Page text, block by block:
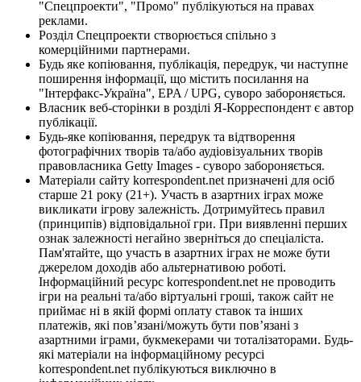
"Спецпроекти", "Промо" публікуються на правах
реклами.
Розділ Спецпроекти створюється спільно з
комерційними партнерами.
Будь яке копіювання, публікація, передрук, чи наступне
поширення інформації, що містить посилання на
"Інтерфакс-Україна", EPA / UPG, суворо забороняється.
Власник веб-сторінки в розділі Я-Корреспондент є автор
публікації.
Будь-яке копіювання, передрук та відтворення
фотографічних творів та/або аудіовізуальних творів
правовласника Getty Images - суворо забороняється.
Матеріали сайту korrespondent.net призначені для осіб
старше 21 року (21+). Участь в азартних іграх може
викликати ігрову залежність. Дотримуйтесь правил
(принципів) відповідальної гри. При виявленні перших
ознак залежності негайно зверніться до спеціаліста.
Пам'ятайте, що участь в азартних іграх не може бути
джерелом доходів або альтернативою роботі.
Інформаційний ресурс korrespondent.net не проводить
ігри на реальні та/або віртуальні гроші, також сайт не
приймає ні в якій формі оплату ставок та інших
платежів, які пов’язані/можуть бути пов’язані з
азартними іграми, букмекерами чи тоталізаторами. Будь-
які матеріали на інформаційному ресурсі
korrespondent.net публікуються виключно в